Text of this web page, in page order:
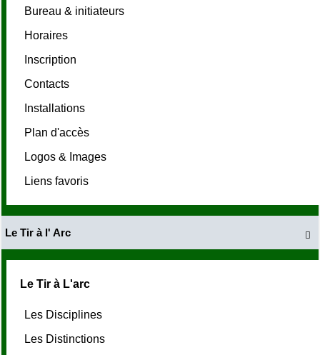
Bureau & initiateurs
Horaires
Inscription
Contacts
Installations
Plan d'accès
Logos & Images
Liens favoris

Le Tir à l' Arc
Le Tir à L'arc
Les Disciplines
Les Distinctions